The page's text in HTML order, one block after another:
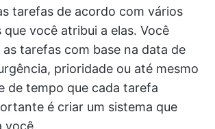
tarefas de acordo com vários
você atribui a elas. Você
tarefas com base na data de
prioridade ou até mesmo
de tempo que cada tarefa
é criar um sistema que
você.